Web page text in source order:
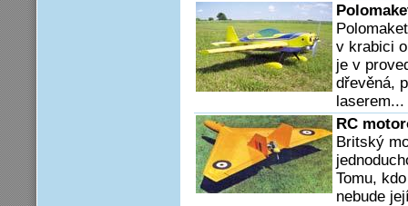
v krabici
je v
dřevěná,
laserem...
RC
Britský
Tomu,
nebude